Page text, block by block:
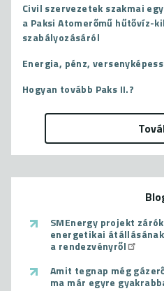
Civil szervezetek szakmai
a Paksi Atomerőmű hűtővíz-
szabályozásáról
Energia, pénz,
Hogyan tovább Paks II.?
SMEnergy projekt
energetikai
a rendezvényről
Amit tegnap még
ma már egyre